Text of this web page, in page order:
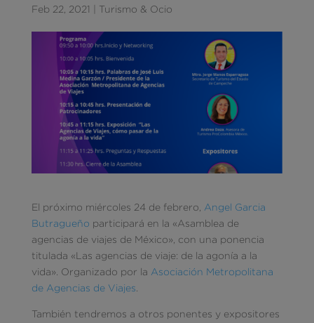
Feb 22, 2021 Turismo & Ocio
El próximo miércoles 24 de febrero, Angel Garcia
Butragueño participará en la «Asamblea de
agencias de viajes de México», con una ponencia
titulada «Las agencias de viaje: de la agonía a la
vida». Organizado por la Asociación Metropolitana
de Agencias de Viajes
También tendremos a otros ponentes y expositores